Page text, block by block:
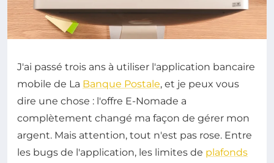
J'ai passé trois ans à utiliser l'application bancaire
mobile de La Banque Postale, et je peux vous
dire une chose : l'offre E-Nomade a
complètement changé ma façon de gérer mon
argent. Mais attention, tout n'est pas rose. Entre
les bugs de l'application, les limites de plafonds